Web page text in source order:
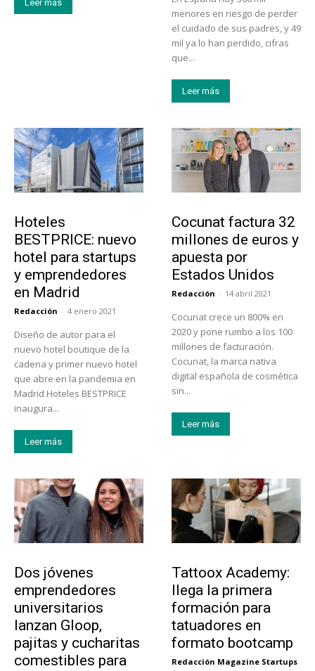
Leer más
menores en riesgo de perder
el cuidado de sus padres, y 49
mil ya lo han perdido, cifras
que...
Leer más
Hoteles
BESTPRICE: nuevo
hotel para startups
y emprendedores
en Madrid
Redacción - 4 enero 2021
Diseño de autor para el
nuevo hotel boutique de la
cadena y primer nuevo hotel
que abre en la pandemia en
Madrid Hoteles BESTPRICE
inaugura...
Leer más
Cocunat factura 32
millones de euros y
apuesta por
Estados Unidos
Redacción - 14 abril 2021
Cocunat crece un 800% en
2020 y pone rumbo a los 100
millones de facturación.
Cocunat, la marca nativa
digital española de cosmética
sin...
Leer más
Dos jóvenes
emprendedores
universitarios
lanzan Gloop,
pajitas y cucharitas
comestibles para
Tattoox Academy:
llega la primera
formación para
tatuadores en
formato bootcamp
Redacción Magazine Startups